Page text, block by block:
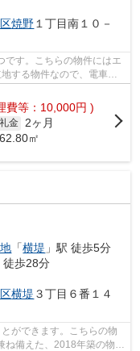
焼野 １丁目南１０－
です。こちらの物件にはエ
する物件なので、電車を
費等：10,000円 )
礼金 2ヶ月
㎡
「横堤 」駅 徒歩5分
徒歩28分
横堤 ３丁目６番１４
ができます。こちらの物
備えた、2018年築の物件